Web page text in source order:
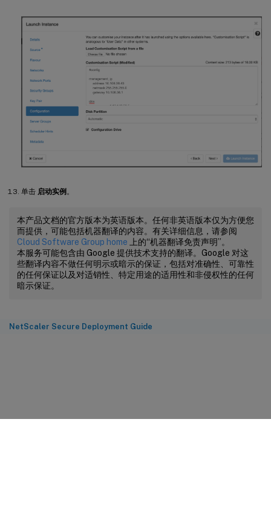
单击 启动实例 。
本产品文档的官方版本为英语版本。任何非英语版本仅为方便您
而提供，可能包括机器翻译的内容。有关详细信息，请参阅
Cloud Software Group home 上的“机器翻译免责声明”。
本服务可能包含由 Google 提供技术支持的翻译。Google 对这
些翻译内容不做任何明示或暗示的保证，包括对准确性、可靠性
的任何保证以及对适销性、特定用途的适用性和非侵权性的任何
暗示保证。
NetScaler Secure Deployment Guide